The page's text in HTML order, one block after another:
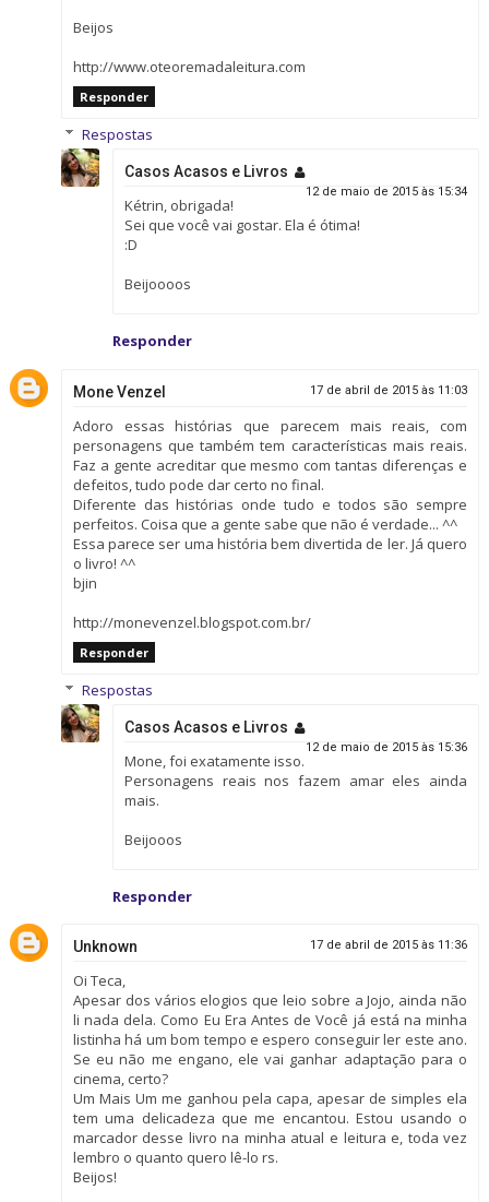
Beijos
http://www.oteoremadaleitura.com
Responder
Respostas
Casos Acasos e Livros
12 de maio de 2015 às 15:34
Kétrin, obrigada!
Sei que você vai gostar. Ela é ótima!
:D
Beijoooos
Responder
Mone Venzel 17 de abril de 2015 às 11:03
Adoro essas histórias que parecem mais reais, com
personagens que também tem características mais reais.
Faz a gente acreditar que mesmo com tantas diferenças e
defeitos, tudo pode dar certo no final.
Diferente das histórias onde tudo e todos são sempre
perfeitos. Coisa que a gente sabe que não é verdade... ^^
Essa parece ser uma história bem divertida de ler. Já quero
o livro! ^^
bjin
http://monevenzel.blogspot.com.br/
Responder
Respostas
Casos Acasos e Livros
12 de maio de 2015 às 15:36
Mone, foi exatamente isso.
Personagens reais nos fazem amar eles ainda
mais.
Beijooos
Responder
Unknown 17 de abril de 2015 às 11:36
Oi Teca,
Apesar dos vários elogios que leio sobre a Jojo, ainda não
li nada dela. Como Eu Era Antes de Você já está na minha
listinha há um bom tempo e espero conseguir ler este ano.
Se eu não me engano, ele vai ganhar adaptação para o
cinema, certo?
Um Mais Um me ganhou pela capa, apesar de simples ela
tem uma delicadeza que me encantou. Estou usando o
marcador desse livro na minha atual e leitura e, toda vez
lembro o quanto quero lê-lo rs.
Beijos!